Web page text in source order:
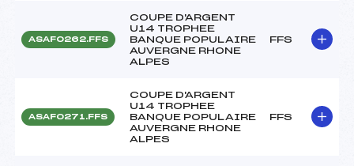
ASAF0262.FFS
COUPE D'ARGENT
U14 TROPHEE
BANQUE POPULAIRE
AUVERGNE RHONE
ALPES
FFS
ASAF0271.FFS
COUPE D'ARGENT
U14 TROPHEE
BANQUE POPULAIRE
AUVERGNE RHONE
ALPES
FFS